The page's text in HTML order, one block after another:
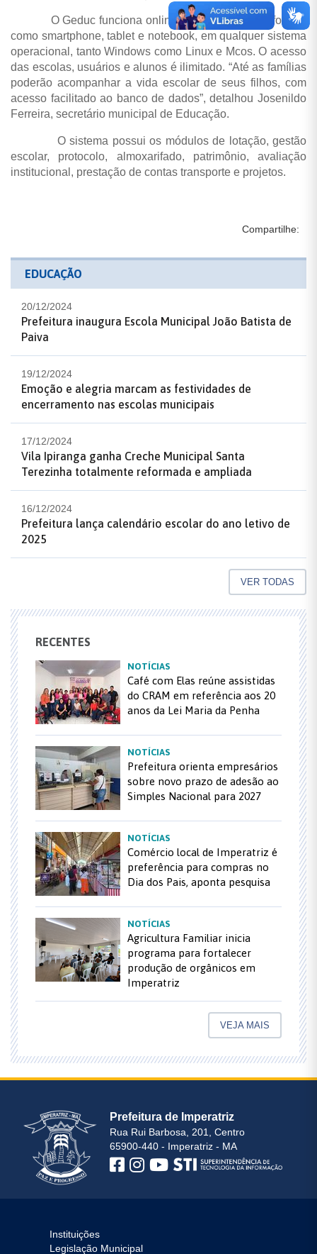
O Geduc funciona online, em diversas plataformas
como smartphone, tablet e notebook, em qualquer sistema
operacional, tanto Windows como Linux e Mcos. O acesso
das escolas, usuários e alunos é ilimitado. “Até as famílias
poderão acompanhar a vida escolar de seus filhos, com
acesso facilitado ao banco de dados”, detalhou Josenildo
Ferreira, secretário municipal de Educação.
O sistema possui os módulos de lotação, gestão
escolar, protocolo, almoxarifado, patrimônio, avaliação
institucional, prestação de contas transporte e projetos.
Compartilhe:
EDUCAÇÃO
20/12/2024
Prefeitura inaugura Escola Municipal João Batista de
Paiva
19/12/2024
Emoção e alegria marcam as festividades de
encerramento nas escolas municipais
17/12/2024
Vila Ipiranga ganha Creche Municipal Santa
Terezinha totalmente reformada e ampliada
16/12/2024
Prefeitura lança calendário escolar do ano letivo de
2025
VER TODAS
RECENTES
NOTÍCIAS
Café com Elas reúne assistidas
do CRAM em referência aos 20
anos da Lei Maria da Penha
NOTÍCIAS
Prefeitura orienta empresários
sobre novo prazo de adesão ao
Simples Nacional para 2027
NOTÍCIAS
Comércio local de Imperatriz é
preferência para compras no
Dia dos Pais, aponta pesquisa
NOTÍCIAS
Agricultura Familiar inicia
programa para fortalecer
produção de orgânicos em
Imperatriz
VEJA MAIS
Prefeitura de Imperatriz
Rua Rui Barbosa, 201, Centro
65900-440 - Imperatriz - MA
Instituições
Legislação Municipal